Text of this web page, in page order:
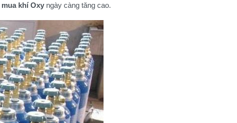
mua khí Oxy ngày càng tăng cao.